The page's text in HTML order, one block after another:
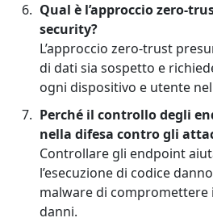
Qual è l’approccio zero-
security?
L’approccio zero-trust
di dati sia sospetto e
ogni dispositivo e utente
Perché il controllo degli
nella difesa contro gli
Controllare gli endpoint
l’esecuzione di codice
malware di compromettere
danni.